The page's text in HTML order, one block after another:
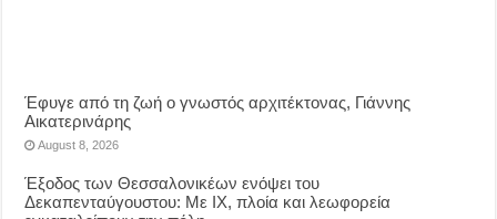
Έφυγε από τη ζωή ο γνωστός αρχιτέκτονας, Γιάννης
Αικατερινάρης
August 8, 2026
Έξοδος των Θεσσαλονικέων ενόψει του
Δεκαπενταύγουστου: Με ΙΧ, πλοία και λεωφορεία